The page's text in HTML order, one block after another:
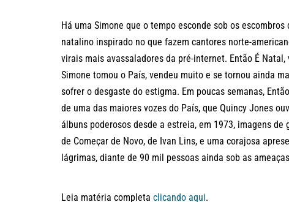
Há uma Simone que o tempo esconde sob os
natalino inspirado no que fazem cantores norte-
virais mais avassaladores da pré-internet. Então É
Simone tomou o País, vendeu muito e se tornou ainda
sofrer o desgaste do estigma. Em poucas semanas,
de uma das maiores vozes do País, que Quincy Jones
álbuns poderosos desde a estreia, em 1973, imagens
de Começar de Novo, de Ivan Lins, e uma corajosa
lágrimas, diante de 90 mil pessoas ainda sob as
Leia matéria completa clicando aqui.